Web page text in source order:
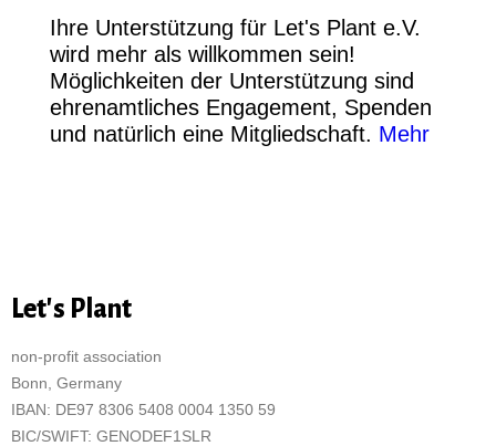
Ihre Unterstützung für Let's Plant e.V.
wird mehr als willkommen sein!
Möglichkeiten der Unterstützung sind
ehrenamtliches Engagement, Spenden
und natürlich eine Mitgliedschaft. Mehr
Let's Plant
non-profit association
Bonn, Germany
IBAN: DE97 8306 5408 0004 1350 59
BIC/SWIFT: GENODEF1SLR